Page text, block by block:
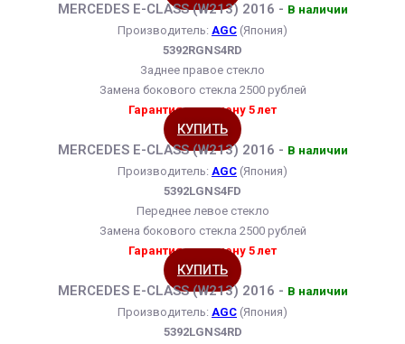
MERCEDES E-CLASS (W213) 2016 - В наличии
Производитель: AGC (Япония)
5392RGNS4RD
Заднее правое стекло
Замена бокового стекла 2500 рублей
Гарантия на замену 5 лет
КУПИТЬ
MERCEDES E-CLASS (W213) 2016 - В наличии
Производитель: AGC (Япония)
5392LGNS4FD
Переднее левое стекло
Замена бокового стекла 2500 рублей
Гарантия на замену 5 лет
КУПИТЬ
MERCEDES E-CLASS (W213) 2016 - В наличии
Производитель: AGC (Япония)
5392LGNS4RD